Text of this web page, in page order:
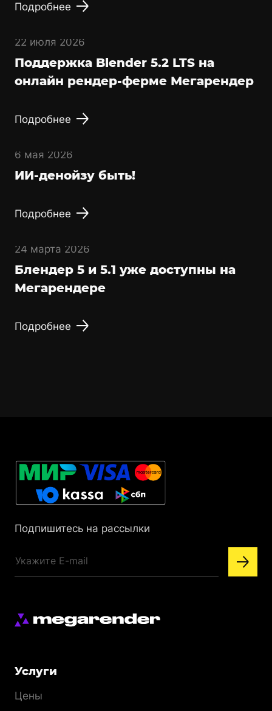
Подробнее
22 июля 2026
Поддержка Blender 5.2 LTS на
онлайн рендер-ферме Мегарендер
Подробнее
6 мая 2026
ИИ-денойзу быть!
Подробнее
24 марта 2026
Блендер 5 и 5.1 уже доступны на
Мегарендере
Подробнее
Подпишитесь на рассылки
Меню
Услуги
Цены